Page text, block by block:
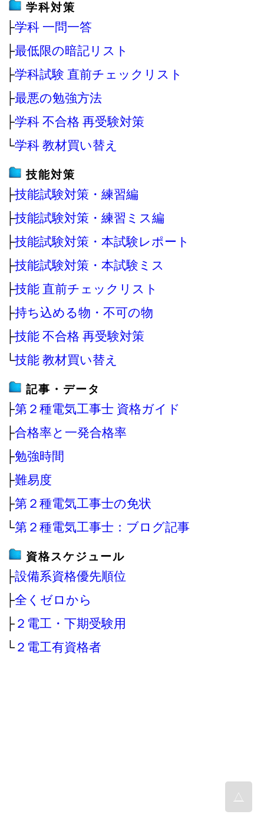
学科対策
├学科 一問一答
├最低限の暗記リスト
├学科試験 直前チェックリスト
├最悪の勉強方法
├学科 不合格 再受験対策
└学科 教材買い替え
技能対策
├技能試験対策・練習編
├技能試験対策・練習ミス編
├技能試験対策・本試験レポート
├技能試験対策・本試験ミス
├技能 直前チェックリスト
├持ち込める物・不可の物
├技能 不合格 再受験対策
└技能 教材買い替え
記事・データ
├第２種電気工事士 資格ガイド
├合格率と一発合格率
├勉強時間
├難易度
├第２種電気工事士の免状
└第２種電気工事士：ブログ記事
資格スケジュール
├設備系資格優先順位
├全くゼロから
├ ２電工・下期受験用
└ ２電工有資格者